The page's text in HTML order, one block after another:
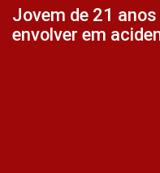
Jovem de 21
envolver em